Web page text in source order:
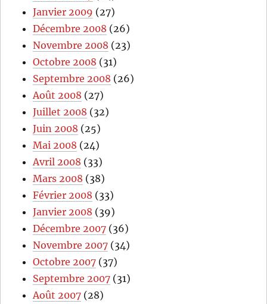
Janvier 2009 (27)
Décembre 2008 (26)
Novembre 2008 (23)
Octobre 2008 (31)
Septembre 2008 (26)
Août 2008 (27)
Juillet 2008 (32)
Juin 2008 (25)
Mai 2008 (24)
Avril 2008 (33)
Mars 2008 (38)
Février 2008 (33)
Janvier 2008 (39)
Décembre 2007 (36)
Novembre 2007 (34)
Octobre 2007 (37)
Septembre 2007 (31)
Août 2007 (28)